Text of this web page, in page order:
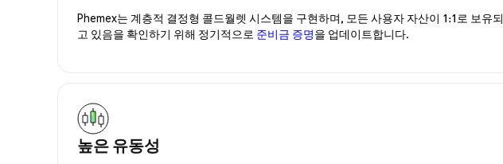
Phemex는 계층적 결정형 콜드월렛 시스템을 구현하며, 모든 사용자 자산이 1:1로 보유되
고 있음을 확인하기 위해 정기적으로 준비금 증명을 업데이트합니다.
높은 유동성